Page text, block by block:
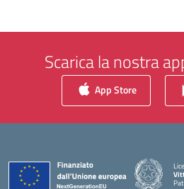
Scarica la nostra
App Store